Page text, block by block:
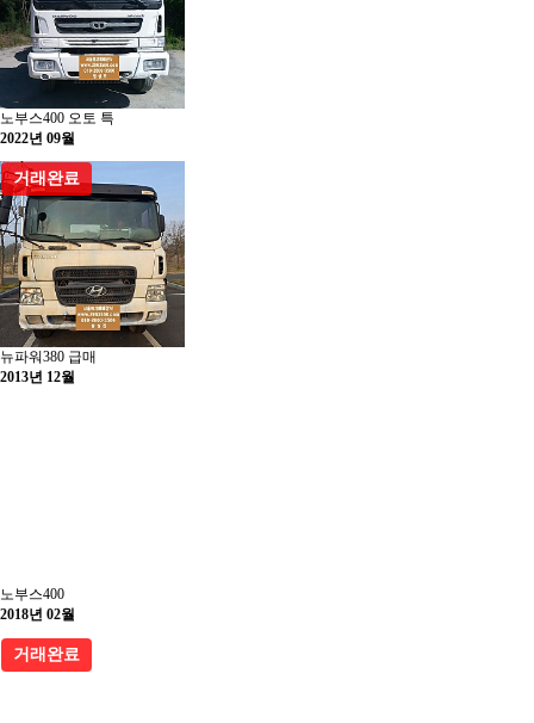
노부스400 오토 특
2022년 09월
거래완료
뉴파워380 급매
2013년 12월
노부스400
2018년 02월
거래완료